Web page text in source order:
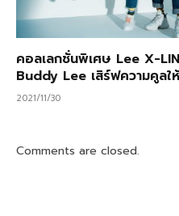
คอลเลกชั่นพิเศษ Lee X-
Buddy Lee เสิร์ฟความคูล
2021/11/30
Comments are closed.